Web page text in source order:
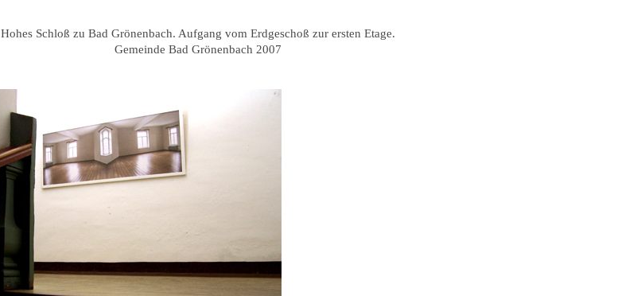
Hohes Schloß zu Bad Grönenbach. Aufgang vom Erdgeschoß zur ersten Etage.
Gemeinde Bad Grönenbach 2007